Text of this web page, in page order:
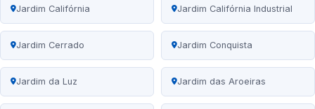
Jardim Califórnia Jardim Califórnia Industrial
Jardim Cerrado Jardim Conquista
Jardim da Luz Jardim das Aroeiras